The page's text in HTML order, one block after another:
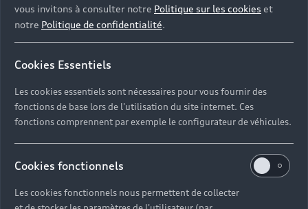
vous invitons à consulter notre Politique sur les cookies et
notre Politique de confidentialité.
Cookies Essentiels
Les cookies essentiels sont nécessaires pour vous fournir des
fonctions de base lors de l'utilisation du site internet. Ces
fonctions comprennent par exemple le configurateur de véhicules.
Cookies fonctionnels
Les cookies fonctionnels nous permettent de collecter